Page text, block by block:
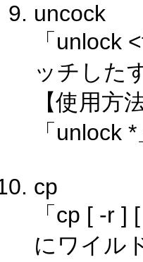
uncock
「unlock
ッチした
【使用方法
「unlock
cp
「cp [ -r
にワイル